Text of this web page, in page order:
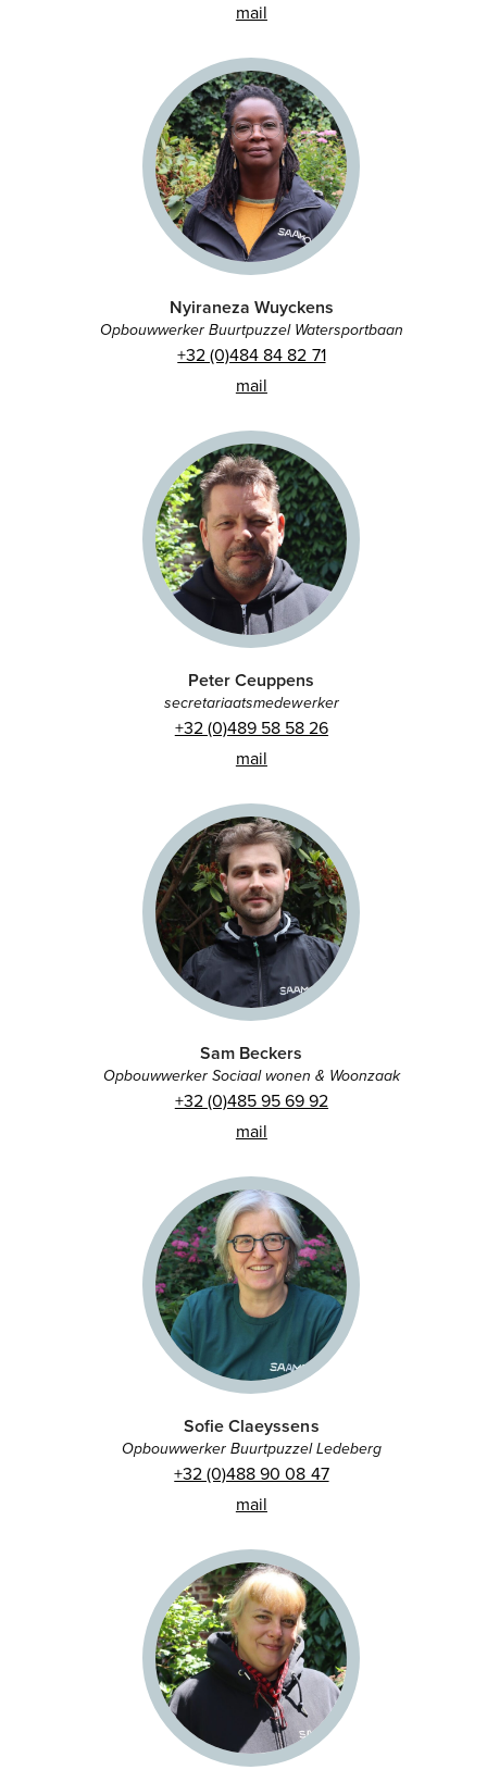
mail
Nyiraneza Wuyckens
Opbouwwerker Buurtpuzzel Watersportbaan
+32 (0)484 84 82 71
mail
Peter Ceuppens
secretariaatsmedewerker
+32 (0)489 58 58 26
mail
Sam Beckers
Opbouwwerker Sociaal wonen & Woonzaak
+32 (0)485 95 69 92
mail
Sofie Claeyssens
Opbouwwerker Buurtpuzzel Ledeberg
+32 (0)488 90 08 47
mail